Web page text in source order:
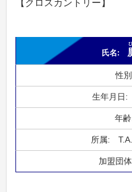
【クロスカントリー】